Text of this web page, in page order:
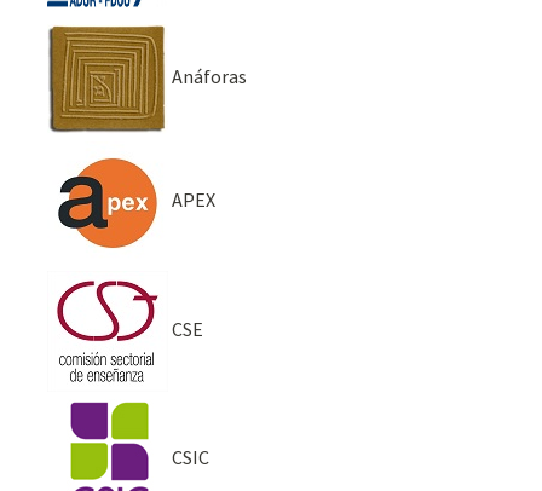
Anáforas
APEX
CSE
CSIC